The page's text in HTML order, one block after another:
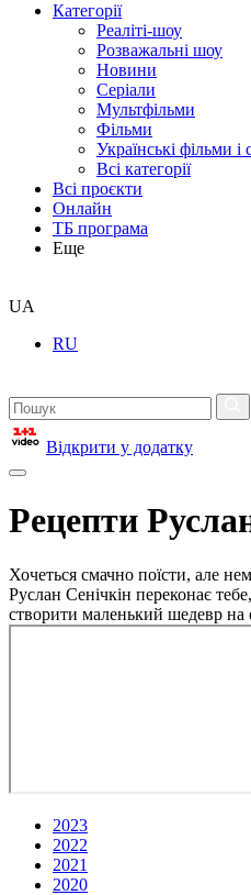
Категорії
Реаліті-шоу
Розважальні шоу
Новини
Серіали
Мультфільми
Фільми
Українські фільми і
Всі категорії
Всі проєкти
Онлайн
ТБ програма
Еще
UA
RU
Відкрити у додатку
Рецепти
Хочеться смачно поїсти, але
Руслан Сенічкін переконає
створити маленький шедевр на
2023
2022
2021
2020